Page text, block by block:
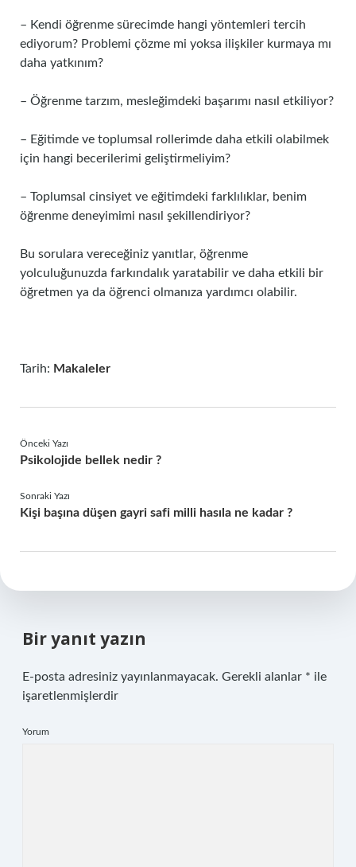
– Kendi öğrenme sürecimde hangi yöntemleri tercih
ediyorum? Problemi çözme mi yoksa ilişkiler kurmaya mı
daha yatkınım?
– Öğrenme tarzım, mesleğimdeki başarımı nasıl etkiliyor?
– Eğitimde ve toplumsal rollerimde daha etkili olabilmek
için hangi becerilerimi geliştirmeliyim?
– Toplumsal cinsiyet ve eğitimdeki farklılıklar, benim
öğrenme deneyimimi nasıl şekillendiriyor?
Bu sorulara vereceğiniz yanıtlar, öğrenme
yolculuğunuzda farkındalık yaratabilir ve daha etkili bir
öğretmen ya da öğrenci olmanıza yardımcı olabilir.
Tarih: Makaleler
Önceki Yazı
Psikolojide bellek nedir ?
Sonraki Yazı
Kişi başına düşen gayri safi milli hasıla ne kadar ?
Bir yanıt yazın
E-posta adresiniz yayınlanmayacak. Gerekli alanlar * ile
işaretlenmişlerdir
Yorum